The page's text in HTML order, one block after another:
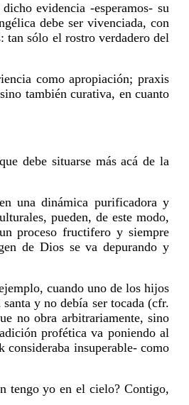
evidencia -esperamos- su
debe ser vivenciada, con
tan sólo el rostro verdadero del
como apropiación; praxis
también curativa, en cuanto
debe situarse más acá de la
una dinámica purificadora y
pueden, de este modo,
proceso fructifero y siempre
de Dios se va depurando y
cuando uno de los hijos
y no debía ser tocada (cfr.
no obra arbitrariamente, sino
profética va poniendo al
consideraba insuperable- como
tengo yo en el cielo? Contigo,